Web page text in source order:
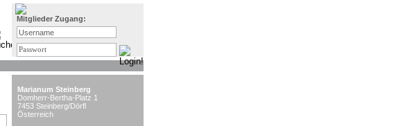
Mitglieder Zugang:
Marianum Steinberg
Domherr-Bertha-Platz 1
7453 Steinberg/Dörfl
Österreich